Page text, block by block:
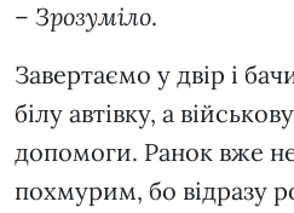
– Зрозуміло.
Завертаємо у двір і
білу автівку, а
допомоги. Ранок вже
похмурим, бо відразу